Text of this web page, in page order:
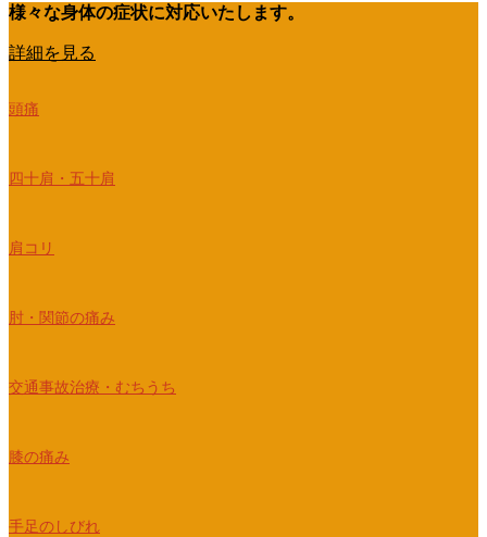
様々な身体の症状に対応いたします。
詳細を見る
頭痛
四十肩・五十肩
肩コリ
肘・関節の痛み
交通事故治療・むちうち
膝の痛み
手足のしびれ